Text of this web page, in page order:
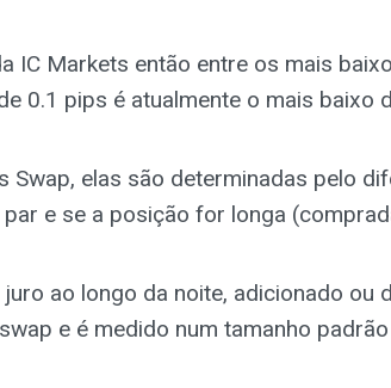
IC Markets então entre os mais
0.1 pips é atualmente o mais baixo
Swap, elas são determinadas pelo
e se a posição for longa
ao longo da noite, adicionado
e é medido num tamanho